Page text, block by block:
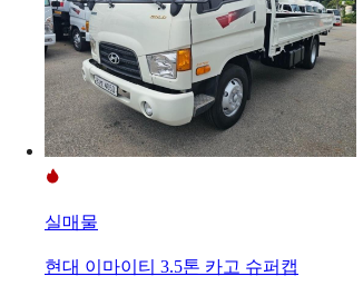
실매물
현대 이마이티 3.5톤 카고 슈퍼캡